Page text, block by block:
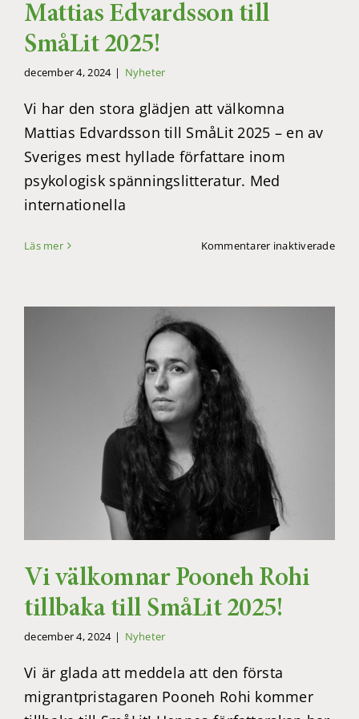
Mattias Edvardsson till
SmåLit 2025!
december 4, 2024 | Nyheter
Vi har den stora glädjen att välkomna
Mattias Edvardsson till SmåLit 2025 – en av
Sveriges mest hyllade författare inom
psykologisk spänningslitteratur. Med
internationella
Läs mer Kommentarer inaktiveradeför
Vi välkomnar Pooneh Rohi
tillbaka till SmåLit 2025!
december 4, 2024 | Nyheter
Vi är glada att meddela att den första
migrantpristagaren Pooneh Rohi kommer